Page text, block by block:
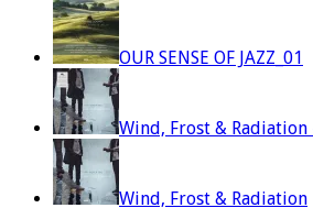
OUR SENSE OF JAZZ_01
Wind, Frost & Radiation
Wind, Frost & Radiation